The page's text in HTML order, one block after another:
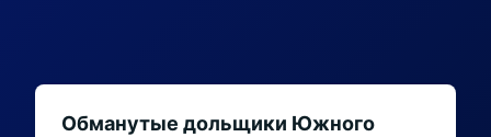
Обманутые дольщики Южного